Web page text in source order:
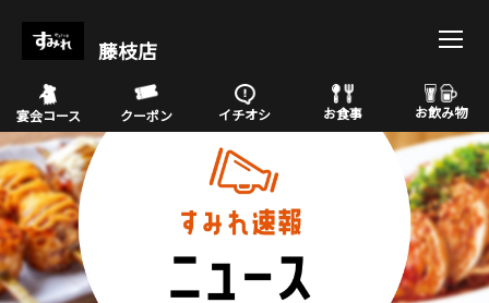
藤枝店
宴会コース クーポン イチオシ お食事 お飲み物